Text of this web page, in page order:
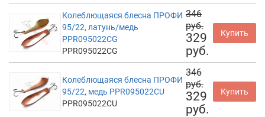
Колеблющаяся блесна ПРОФИ
95/22, латунь/медь
PPR095022CG
PPR095022CG
346
руб.
329
руб.
Купить
Колеблющаяся блесна ПРОФИ
95/22, медь PPR095022CU
PPR095022CU
346
руб.
329
руб.
Купить